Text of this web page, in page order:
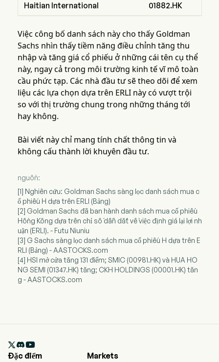
Haitian International 01882.HK
Việc công bố danh sách này cho thấy Goldman
Sachs nhìn thấy tiềm năng điều chỉnh tăng thu
nhập và tăng giá cổ phiếu ở những cái tên cụ thể
này, ngay cả trong môi trường kinh tế vĩ mô toàn
cầu phức tạp. Các nhà đầu tư sẽ theo dõi để xem
liệu các lựa chọn dựa trên ERLI này có vượt trội
so với thị trường chung trong những tháng tới
hay không.
Bài viết này chỉ mang tính chất thông tin và
không cấu thành lời khuyên đầu tư.
nguồn:
[1] Nghiên cứu: Goldman Sachs sàng lọc danh sách mua c
ổ phiếu H dựa trên ERLI (Bảng)
[2] Goldman Sachs đã ban hành danh sách mua cổ phiếu
Hồng Kông dựa trên chỉ số dẫn dắt về việc định giá lại lợi nh
uận (ERLI). - Futu Niuniu
[3] G Sachs sàng lọc danh sách mua cổ phiếu H dựa trên E
RLI (Bảng) - AASTOCKS.com
[4] HSI mở cửa tăng 131 điểm; SMIC (00981.HK) và HUA HO
NG SEMI (01347.HK) tăng; CKH HOLDINGS (00001.HK) tăn
g - AASTOCKS.com

Đặc điểm
Markets